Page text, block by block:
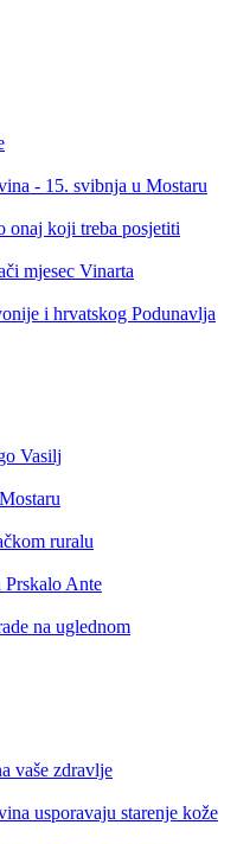
- 15. svibnja u Mostaru
onaj koji treba posjetiti
mjesec Vinarta
i hrvatskog Podunavlja
Vasilj
ruralu
Ante
na uglednom
vaše zdravlje
usporavaju starenje kože